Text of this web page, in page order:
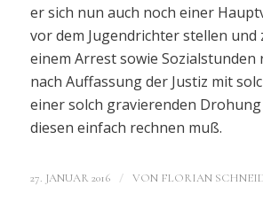
er sich nun auch noch einer
vor dem Jugendrichter stellen und
einem Arrest sowie Sozialstunden
nach Auffassung der Justiz mit
einer solch gravierenden
diesen einfach rechnen muß.
27. JANUAR 2016 / VON FLORIAN